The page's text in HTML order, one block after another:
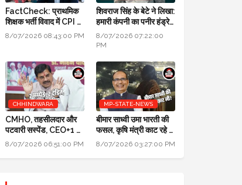
FactCheck: प्राथमिक
शिक्षक भर्ती विवाद में CPI का
स्पष्टीकरण ही स्पष्ट नहीं
8/07/2026 08:43:00 PM
शिवराज सिंह के बेटे ने लिखा:
हमारी कंपनी का पनीर हंड्रेड
परसेंट प्योर है, लैब रिपोर्ट आ
गई है
8/07/2026 07:22:00
PM
CHHINDWARA
CMHO, तहसीलदार और
पटवारी सस्पेंड, CEO+1 का
सैलरी इंक्रीमेंट स्टॉप,
8/07/2026 06:51:00 PM
MP-STATE-NEWS
बीमार साध्वी उमा भारती की
फसल, कृषि मंत्री काट रहे हैं:
पॉलिटिक्स गजब है @ दतिया
8/07/2026 03:27:00 PM